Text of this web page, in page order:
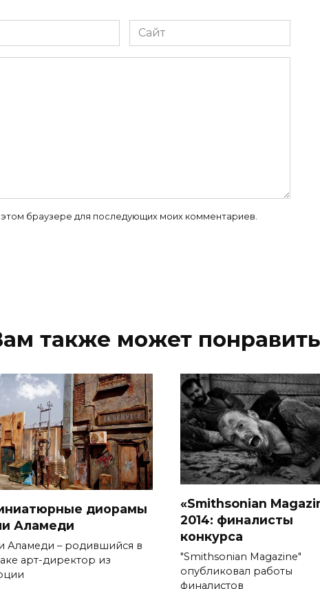
Сайт
браузере для последующих моих комментариев.
также может
диорамы
Аламеди
Аламеди – родившийся в
арт-директор из
«Smithsonian
2014: финалисты
конкурса
"Smithsonian Magazine"
опубликовал работы
финалистов